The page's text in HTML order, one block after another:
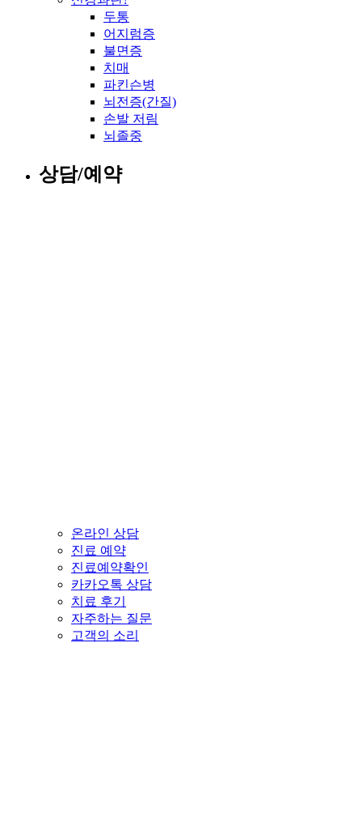
두통
어지럼증
불면증
치매
파킨슨병
뇌전증(간질)
손발 저림
뇌졸중
상담/예약
온라인 상담
진료 예약
진료예약확인
카카오톡 상담
치료 후기
자주하는 질문
고객의 소리